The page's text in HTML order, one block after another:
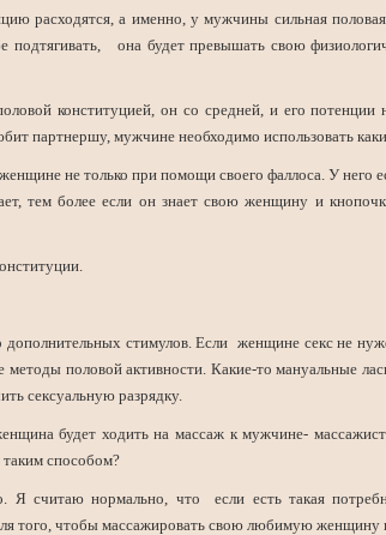
расходятся, а именно, у мужчины сильная
подтягивать, она будет превышать свою
конституцией, он со средней, и его потенции
партнершу, мужчине необходимо использовать
не только при помощи своего фаллоса. У него
тем более если он знает свою женщину и
дополнительных стимулов. Если женщине секс не
методы половой активности. Какие-то мануальные
сексуальную разрядку.
будет ходить на массаж к мужчине-
способом?
Я считаю нормально, что если есть такая
того, чтобы массажировать свою любимую женщину и